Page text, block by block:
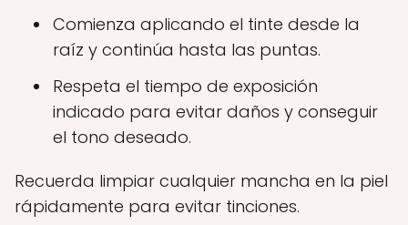
Comienza aplicando el tinte desde la
raíz y continúa hasta las puntas.
Respeta el tiempo de exposición
indicado para evitar daños y conseguir
el tono deseado.
Recuerda limpiar cualquier mancha en la piel
rápidamente para evitar tinciones.